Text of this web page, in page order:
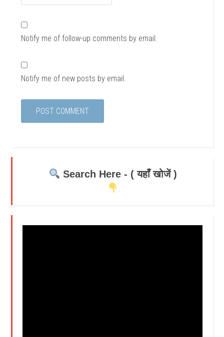
Notify me of follow-up comments by email.
Notify me of new posts by email.
Search Here - ( यहाँ खोजें )